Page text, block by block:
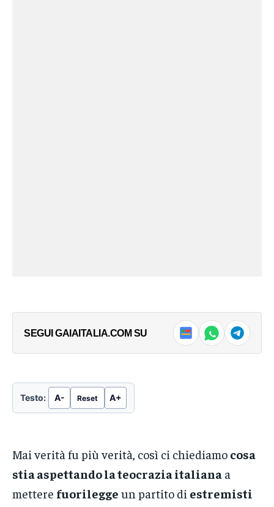
SEGUI GAIAITALIA.COM SU
Testo: A- Reset A+
Mai verità fu più verità, così ci chiediamo cosa
stia aspettando la teocrazia italiana a
mettere fuorilegge un partito di estremisti